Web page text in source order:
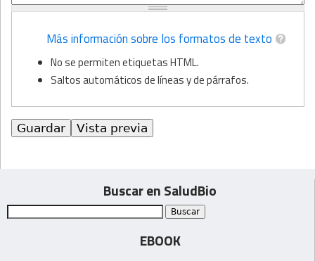
Más información sobre los formatos de texto
No se permiten etiquetas HTML.
Saltos automáticos de líneas y de párrafos.
Buscar en SaludBio
EBOOK